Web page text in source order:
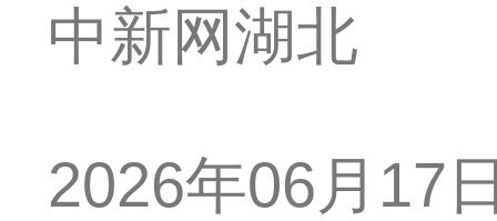
中新网湖北
2026年06月17